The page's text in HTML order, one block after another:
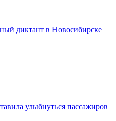
диктант в Новосибирске
улыбнуться пассажиров